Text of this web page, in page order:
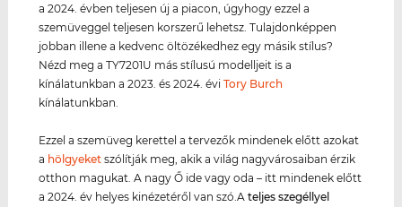
a 2024. évben teljesen új a piacon, úgyhogy ezzel a
szemüveggel teljesen korszerű lehetsz. Tulajdonképpen
jobban illene a kedvenc öltözékedhez egy másik stílus?
Nézd meg a TY7201U más stílusú modelljeit is a
kínálatunkban a 2023. és 2024. éviTory Burch
kínálatunkban.
Ezzel a szemüveg kerettel a tervezők mindenek előtt azokat
a hölgyeket szólítják meg, akik a világ nagyvárosaiban érzik
otthon magukat. A nagy Ő ide vagy oda – itt mindenek előtt
a 2024. év helyes kinézetéről van szó.Ateljes szegéllyel